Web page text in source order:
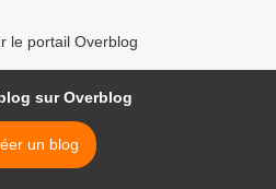
le portail Overblog
sur Overblog
un blog